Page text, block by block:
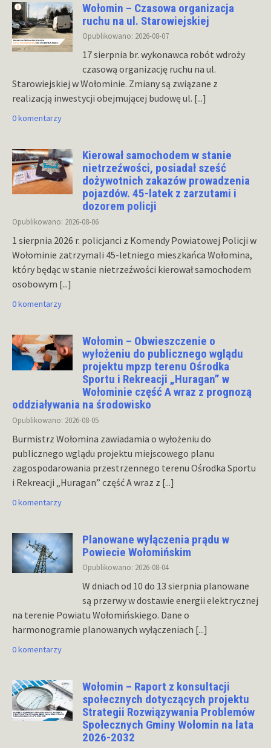
Wołomin – Czasowa organizacja
ruchu na ul. Starowiejskiej
Opublikowano: 2026-08-07
17 sierpnia br. wykonawca robót wdroży
czasową organizację ruchu na ul.
Starowiejskiej w Wołominie. Zmiany są związane z
realizacją inwestycji obejmującej budowę ul. [...]
0 komentarzy
Kierował samochodem w stanie
nietrzeźwości, posiadał sześć
dożywotnich zakazów prowadzenia
pojazdów. 45-latek z zarzutami i
dozorem policji
Opublikowano: 2026-08-06
1 sierpnia 2026 r. policjanci z Komendy Powiatowej Policji w
Wołominie zatrzymali 45-letniego mieszkańca Wołomina,
który będąc w stanie nietrzeźwości kierował samochodem
osobowym [...]
0 komentarzy
Wołomin – Obwieszczenie o
wyłożeniu do publicznego wglądu
projektu mpzp terenu Ośrodka
Sportu i Rekreacji „Huragan” w
Wołominie część A wraz z prognozą
oddziaływania na środowisko
Opublikowano: 2026-08-05
Burmistrz Wołomina zawiadamia o wyłożeniu do
publicznego wglądu projektu miejscowego planu
zagospodarowania przestrzennego terenu Ośrodka Sportu
i Rekreacji „Huragan” część A wraz z [...]
0 komentarzy
Planowane wyłączenia prądu w
Powiecie Wołomińskim
Opublikowano: 2026-08-04
W dniach od 10 do 13 sierpnia planowane
są przerwy w dostawie energii elektrycznej
na terenie Powiatu Wołomińskiego. Dane o
harmonogramie planowanych wyłączeniach [...]
0 komentarzy
Wołomin – Raport z konsultacji
społecznych dotyczących projektu
Strategii Rozwiązywania Problemów
Społecznych Gminy Wołomin na lata
2026-2032